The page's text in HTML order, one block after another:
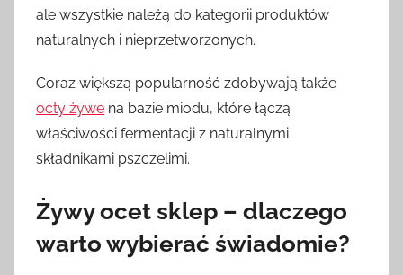
ale wszystkie należą do kategorii produktów
naturalnych i nieprzetworzonych.
Coraz większą popularność zdobywają także
octy żywe na bazie miodu, które łączą
właściwości fermentacji z naturalnymi
składnikami pszczelimi.
Żywy ocet sklep – dlaczego
warto wybierać świadomie?